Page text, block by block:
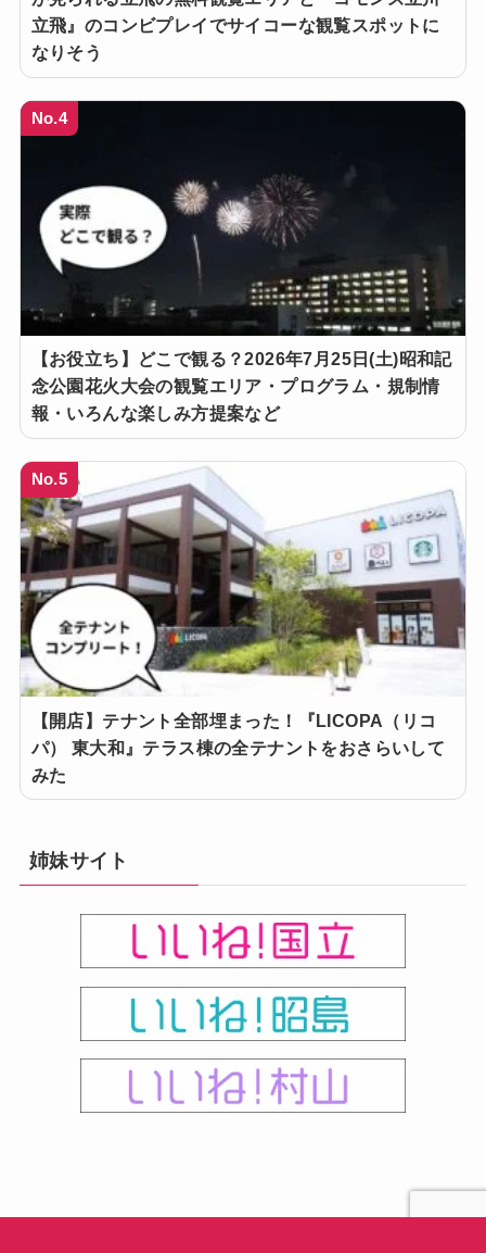
立飛』のコンビプレイでサイコーな観覧スポットに
なりそう
No.4
【お役立ち】どこで観る？2026年7月25日(土)昭和記
念公園花火大会の観覧エリア・プログラム・規制情
報・いろんな楽しみ方提案など
No.5
【開店】テナント全部埋まった！『LICOPA（リコ
パ） 東大和』テラス棟の全テナントをおさらいして
みた
姉妹サイト